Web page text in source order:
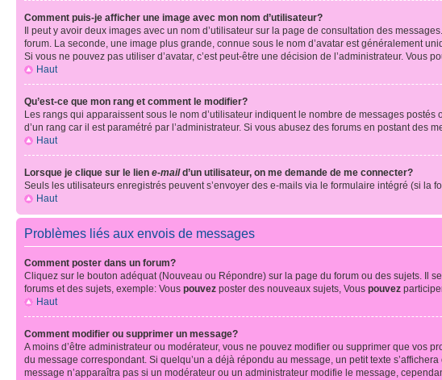
Comment puis-je afficher une image avec mon nom d’utilisateur?
Il peut y avoir deux images avec un nom d’utilisateur sur la page de consultation des
forum. La seconde, une image plus grande, connue sous le nom d’avatar est généralement
Si vous ne pouvez pas utiliser d’avatar, c’est peut-être une décision de l’administrateur. Vous
Haut
Qu’est-ce que mon rang et comment le modifier?
Les rangs qui apparaissent sous le nom d’utilisateur indiquent le nombre de messages
d’un rang car il est paramétré par l’administrateur. Si vous abusez des forums en postant
Haut
Lorsque je clique sur le lien e-maild’un utilisateur, on me demande de me connecter?
Seuls les utilisateurs enregistrés peuvent s’envoyer des e-mails via le formulaire intégré (si
Haut
Problèmes liés aux envois de messages
Comment poster dans un forum?
Cliquez sur le bouton adéquat (Nouveau ou Répondre) sur la page du forum ou des sujets. Il
forums et des sujets, exemple: Vous pouvez poster des nouveaux sujets, Vous pouvez
Haut
Comment modifier ou supprimer un message?
A moins d’être administrateur ou modérateur, vous ne pouvez modifier ou supprimer que
du message correspondant. Si quelqu’un a déjà répondu au message, un petit texte
message n’apparaîtra pas si un modérateur ou un administrateur modifie le message,